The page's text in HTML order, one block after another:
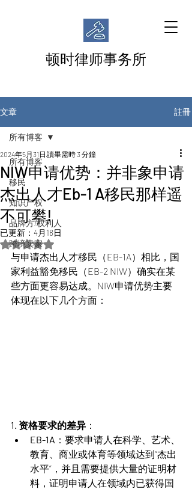
顿时律师事务所
文章 註冊
所有博客
移民
知识产权
品牌方/权利人
跨境卖家
所有博客
NIW申请优势：并非象申请
杰出人才Eb-1 A移民那样遥
不可攀!
2024年5月31日 讀畢需時 3 分鐘
已更新： 4月18日
評等為 NaN（最高為 5 顆星）。
与申请杰出人才移民（EB-1A）相比，国
家利益豁免移民（EB-2 NIW）确实在某
些方面更容易达成。NIW申请优势主要
体现在以下几个方面：
1. 资格要求的差异 ：
EB-1A ：要求申请人在科学、艺术、
教育、商业或体育等领域达到“杰出
水平”，并且需要提供大量的证明材
料，证明申请人在领域内已获得国